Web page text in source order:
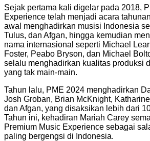
Sejak pertama kali digelar pada 2018,
Experience telah menjadi acara
awal menghadirkan musisi Indonesia
Tulus, dan Afgan, hingga kemudian
nama internasional seperti Michael
Foster, Peabo Bryson, dan Michael
selalu menghadirkan kualitas produksi
yang tak main-main.
Tahun lalu, PME 2024 menghadirkan
Josh Groban, Brian McKnight,
dan Afgan, yang disaksikan lebih dari
Tahun ini, kehadiran Mariah Carey
Premium Music Experience sebagai
paling bergengsi di Indonesia.